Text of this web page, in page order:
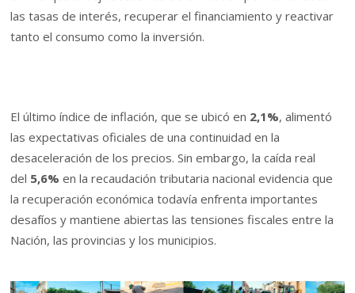
las tasas de interés, recuperar el financiamiento y reactivar
tanto el consumo como la inversión.
El último índice de inflación, que se ubicó en 2,1%, alimentó
las expectativas oficiales de una continuidad en la
desaceleración de los precios. Sin embargo, la caída real
del 5,6% en la recaudación tributaria nacional evidencia que
la recuperación económica todavía enfrenta importantes
desafíos y mantiene abiertas las tensiones fiscales entre la
Nación, las provincias y los municipios.